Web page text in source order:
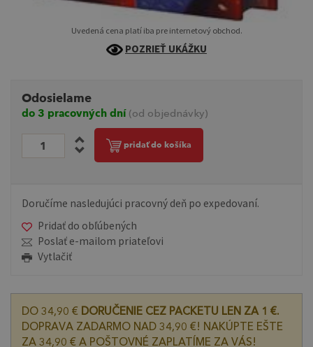
Uvedená cena platí iba pre internetový obchod.
POZRIEŤ UKÁŽKU
Odosielame
do 3 pracovných dní (od objednávky)
pridať do košíka
Doručíme nasledujúci pracovný deň po expedovaní.
Pridať do obľúbených
Poslať e-mailom priateľovi
Vytlačiť
DO 34,90 € DORUČENIE CEZ PACKETU LEN ZA 1 €.
DOPRAVA ZADARMO NAD 34,90 €! NAKÚPTE EŠTE
ZA 34,90 € A POŠTOVNÉ ZAPLATÍME ZA VÁS!